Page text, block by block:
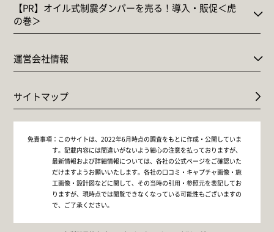
【PR】オイル式制震ダンパーを売る！導入・販促＜虎
の巻＞
運営会社情報
サイトマップ
免責事項： このサイトは、2022年6月時点の調査をもとに作成・公開していま
す。記載内容には間違いがないよう細心の注意を払っておりますが、
最新情報および詳細情報については、各社の公式ページをご確認いた
だけますようお願いいたします。各社の口コミ・キャプチャ画像・施
工画像・設計図などに関して、その当時の引用・参照元を表記してお
りますが、現時点では閲覧できなくなっている可能性もございますの
で、ご了承ください。